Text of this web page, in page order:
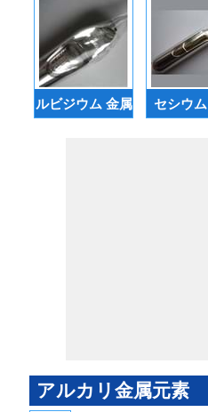
ルビジウム 金属 セシウ
アルカリ金属元素